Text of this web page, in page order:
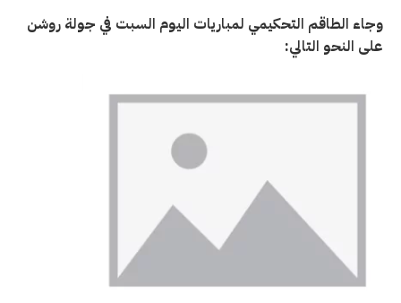
وجاء الطاقم التحكيمي لمباريات اليوم السبت في جولة روشن
على النحو التالي: